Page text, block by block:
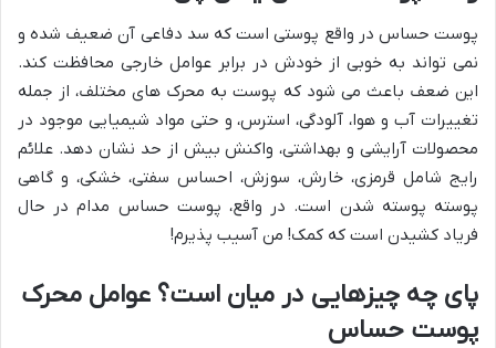
پوست حساس در واقع پوستی است که سد دفاعی آن ضعیف شده و
نمی تواند به خوبی از خودش در برابر عوامل خارجی محافظت کند.
این ضعف باعث می شود که پوست به محرک های مختلف، از جمله
تغییرات آب و هوا، آلودگی، استرس، و حتی مواد شیمیایی موجود در
محصولات آرایشی و بهداشتی، واکنش بیش از حد نشان دهد. علائم
رایج شامل قرمزی، خارش، سوزش، احساس سفتی، خشکی، و گاهی
پوسته پوسته شدن است. در واقع، پوست حساس مدام در حال
فریاد کشیدن است که کمک! من آسیب پذیرم!
پای چه چیزهایی در میان است؟ عوامل محرک
پوست حساس